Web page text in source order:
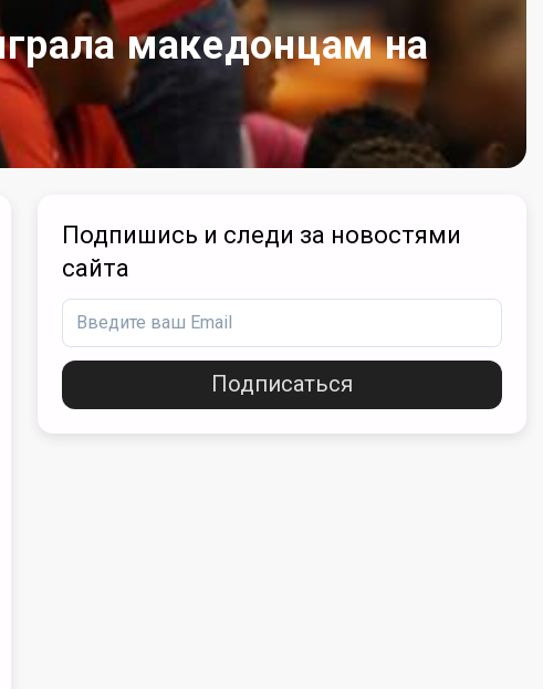
македонцам на
Подпишись и следи за новостями
сайта
Подписаться